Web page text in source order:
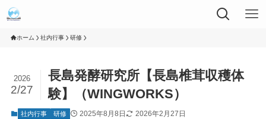
ホーム 社内行事 研修
長島発酵研究所【長島椎茸収穫体
験】（WINGWORKS）
2026
2/27
社内行事 研修 2025年8月8日 2026年2月27日